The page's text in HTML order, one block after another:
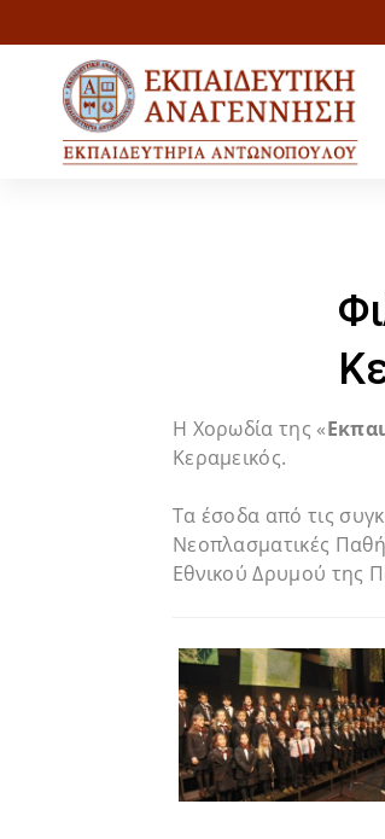
Skip
links
primary
navigation
Η Χορωδία της «
Κεραμεικός.
Τα έσοδα από τις
Νεοπλασματικές
Εθνικού Δρυμού της